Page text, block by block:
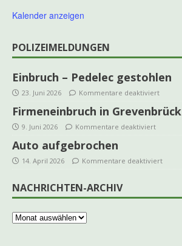
Kalender anzeigen
POLIZEIMELDUNGEN
Einbruch – Pedelec gestohlen
23. Juni 2026 Kommentare deaktiviert
Firmeneinbruch in Grevenbrück
9. Juni 2026 Kommentare deaktiviert
Auto aufgebrochen
14. April 2026 Kommentare deaktiviert
NACHRICHTEN-ARCHIV